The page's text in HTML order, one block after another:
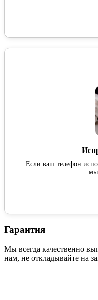
Если ваш телефон
мы
Гарантия
Мы всегда качественно
нам, не откладывайте на